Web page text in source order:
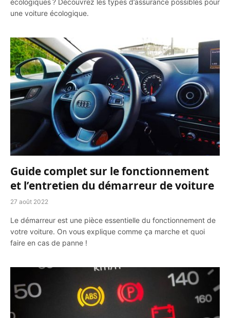
écologiques ? Découvrez les types d’assurance possibles pour
une voiture écologique.
Guide complet sur le fonctionnement
et l’entretien du démarreur de voiture
27 août 2022
Le démarreur est une pièce essentielle du fonctionnement de
votre voiture. On vous explique comme ça marche et quoi
faire en cas de panne !